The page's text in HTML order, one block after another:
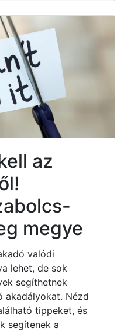
az
megye
valódi
lehet, de sok
segíthetnek
akadályokat. Nézd
tippeket, és
segítenek a